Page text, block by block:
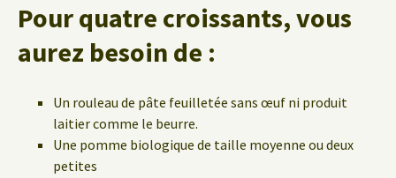
Pour quatre croissants, vous
aurez besoin de :
Un rouleau de pâte feuilletée sans œuf ni produit
laitier comme le beurre.
Une pomme biologique de taille moyenne ou deux
petites